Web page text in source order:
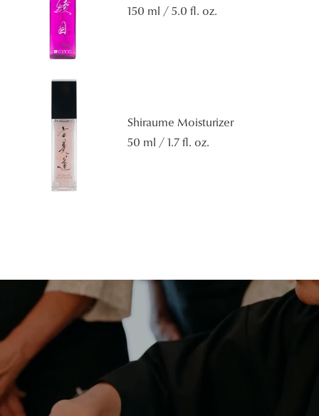
150 ml / 5.0 fl. oz.
Shiraume Moisturizer
50 ml / 1.7 fl. oz.